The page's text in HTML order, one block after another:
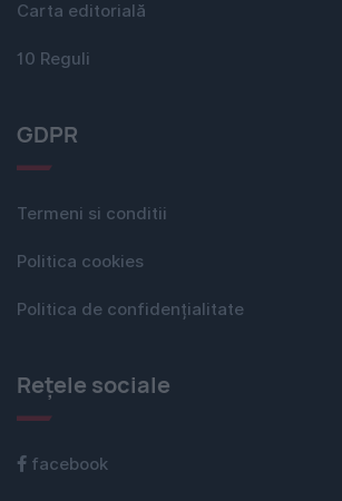
Carta editorială
10 Reguli
GDPR
Termeni si conditii
Politica cookies
Politica de confidențialitate
Rețele sociale
facebook